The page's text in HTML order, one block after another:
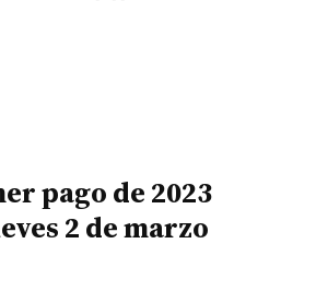
pago de 2023
2 de marzo